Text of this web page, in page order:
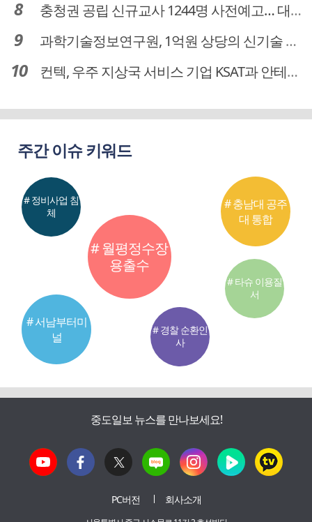
충청권 공립 신규교사 1244명 사전예고… 대전 초등 34명서 4명으로
과학기술정보연구원, 1억원 상당의 신기술 기업 이전 완료
컨텍, 우주 지상국 서비스 기업 KSAT과 안테나 6기 계약 체결
주간 이슈 키워드
# 월평정수장
용출수
# 서남부터미
널
# 충남대 공주
대 통합
# 정비사업 침
체
# 경찰 순환인
사
# 타슈 이용질
서
중도일보 뉴스를 만나보세요!
PC버전 회사소개